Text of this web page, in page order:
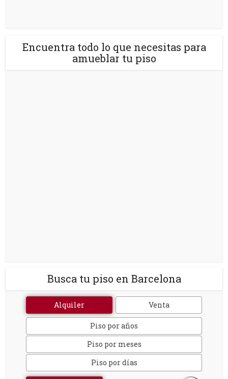
Encuentra todo lo que necesitas para
amueblar tu piso
Busca tu piso en Barcelona
Alquiler Venta
Piso por años
Piso por meses
Piso por días